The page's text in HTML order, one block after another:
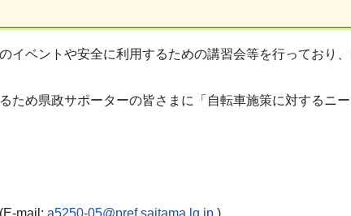
イベントや安全に利用するための講習会等を行っており
ため県政サポーターの皆さまに「自転車施策に対するニ
mail:a5250-05@pref.saitama.lg.jp )